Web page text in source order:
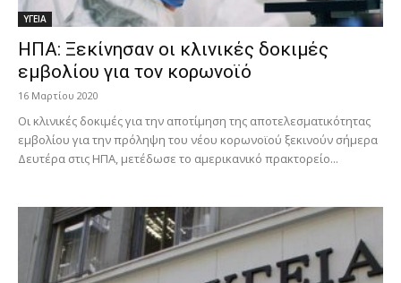
ΥΓΕΙΑ
ΗΠΑ: Ξεκίνησαν οι κλινικές δοκιμές
εμβολίου για τον κορωνοϊό
16 Μαρτίου 2020
Οι κλινικές δοκιμές για την αποτίμηση της αποτελεσματικότητας
εμβολίου για την πρόληψη του νέου κορωνοϊού ξεκινούν σήμερα
Δευτέρα στις ΗΠΑ, μετέδωσε το αμερικανικό πρακτορείο...